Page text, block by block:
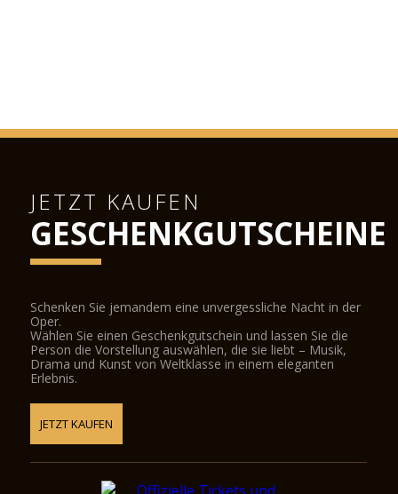
JETZT KAUFEN
GESCHENKGUTSCHEINE
Schenken Sie jemandem eine unvergessliche Nacht in der
Oper.
Wählen Sie einen Geschenkgutschein und lassen Sie die
Person die Vorstellung auswählen, die sie liebt – Musik,
Drama und Kunst von Weltklasse in einem eleganten
Erlebnis.
JETZT KAUFEN